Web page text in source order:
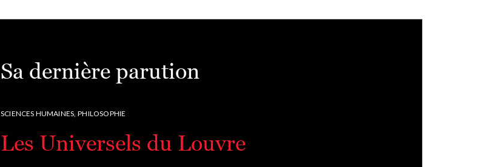
Sa dernière parution
SCIENCES HUMAINES, PHILOSOPHIE
Les Universels du Louvre